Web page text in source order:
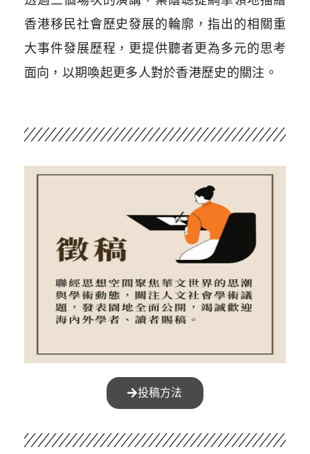
香港移民社會歷史發展的輪廓，指出的相關重
大事件發展歷程，更提供聽者更為多元的思考
面向，以期喚起更多人對於香港歷史的關注。
投稿方法